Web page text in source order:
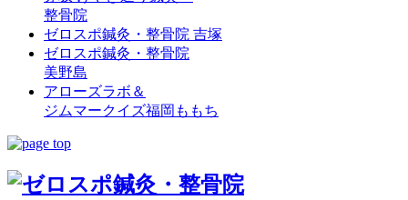
整骨院
ゼロスポ鍼灸・整骨院 吉塚
ゼロスポ鍼灸・整骨院
美野島
アローズラボ＆
ジムマークイズ福岡ももち